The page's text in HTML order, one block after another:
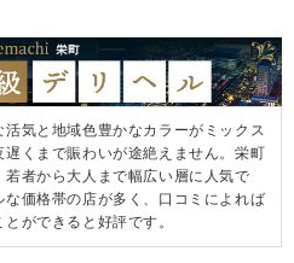
気と地域色豊かなカラーがミックス
くまで賑わいが途絶えません。栄町
者から大人まで幅広い層に人気で
価格帯の店が多く、口コミによれば
ができると好評です。